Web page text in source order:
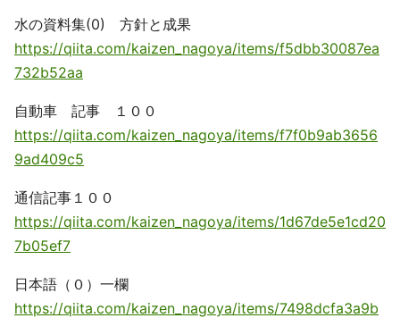
水の資料集(0) 方針と成果
https://qiita.com/kaizen_nagoya/items/f5dbb30087ea
732b52aa
自動車 記事 １００
https://qiita.com/kaizen_nagoya/items/f7f0b9ab3656
9ad409c5
通信記事１００
https://qiita.com/kaizen_nagoya/items/1d67de5e1cd20
7b05ef7
日本語（０）一欄
https://qiita.com/kaizen_nagoya/items/7498dcfa3a9b